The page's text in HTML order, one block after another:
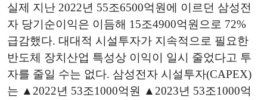
실제 지난 2022년 55조6500억원에 이르던 삼성전
자 당기순이익은 이듬해 15조4900억원으로 72%
급감했다. 대대적 시설투자가 지속적으로 필요한
반도체 장치산업 특성상 이익이 일시 줄었다고 투
자를 줄일 수는 없다. 삼성전자 시설투자(CAPEX)
는 ▲2022년 53조1000억원 ▲2023년 53조1000억